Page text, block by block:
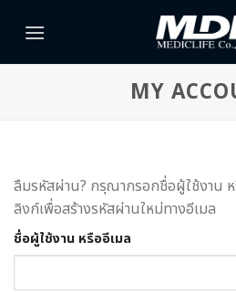
MY
ลืมรหัสผ่าน? กรุณากรอกชื่อผู้ใช้งาน
ลิงก์เพื่อสร้างรหัสผ่านใหม่ทางอีเมล
ชื่อผู้ใช้งาน หรืออีเมล